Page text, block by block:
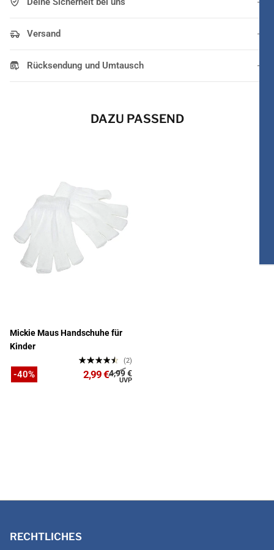
Versand
Rücksendung und Umtausch
DAZU PASSEND
Mickie Maus Handschuhe für
Kinder
(2)
2,99 €4,99 €
-40%
RECHTLICHES